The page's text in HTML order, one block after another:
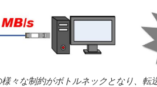
様々な制約がボトルネックとなり、転